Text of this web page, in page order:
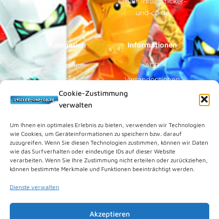
Cookie-Zustimmung
verwalten
Um Ihnen ein optimales Erlebnis zu bieten, verwenden wir Technologien
wie Cookies, um Geräteinformationen zu speichern bzw. darauf
zuzugreifen. Wenn Sie diesen Technologien zustimmen, können wir Daten
wie das Surfverhalten oder eindeutige IDs auf dieser Website
verarbeiten. Wenn Sie Ihre Zustimmung nicht erteilen oder zurückziehen,
können bestimmte Merkmale und Funktionen beeinträchtigt werden.
Dienste verwalten
Akzeptieren
k
-
f
b
e
g
r
a
m
k
und-co.de
Kategorien
Panini
Topps
Blue Ocean
Sammelfiguren
Vorverkauf
Informationen
AGB
Versandoptionen
Zahlungsoptionen
Über Uns
Rechtliches
Kundenkonto
Datenschutz
Cookies (EU)